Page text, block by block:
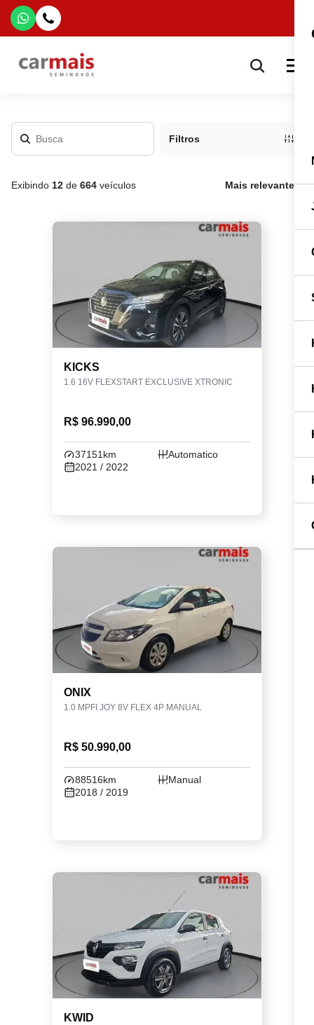
Filtros
Exibindo 12 de 664 veículos Mais relevante
KICKS
1.6 16V FLEXSTART EXCLUSIVE XTRONIC
R$ 96.990,00
37151km
Automatico
2021 / 2022
ONIX
1.0 MPFI JOY 8V FLEX 4P MANUAL
R$ 50.990,00
88516km
Manual
2018 / 2019
KWID